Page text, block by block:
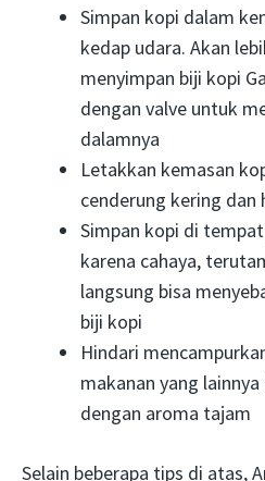
Simpan kopi dalam
kedap udara. Akan
menyimpan biji kopi
dengan valve untuk
dalamnya
Letakkan kemasan
cenderung kering dan
Simpan kopi di
karena cahaya,
langsung bisa
biji kopi
Hindari
makanan yang
dengan aroma tajam
Selain beberapa tips di atas,